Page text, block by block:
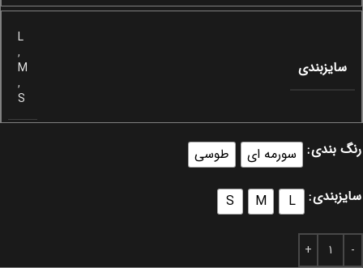
سایزبندی
L
,
M
,
S
رنگ بندی سورمه ای طوسی
سایزبندی L
M
S